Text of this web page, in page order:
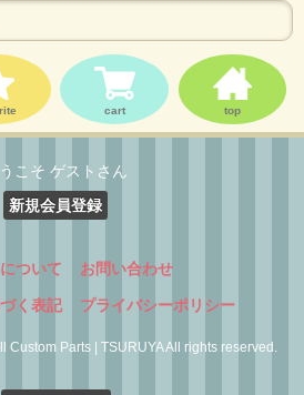
cart top
こそ ゲストさん
新規会員登録
ついて お問い合わせ
く表記 プライバシーポリシー
Parts | TSURUYA All rights reserved.